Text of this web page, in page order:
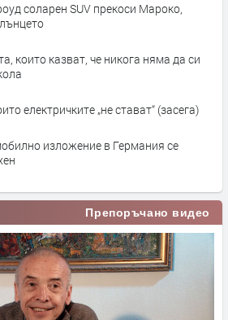
соларен SUV прекоси Мароко,
които казват, че никога няма да си
електричките „не стават“ (засега)
изложение в Германия се
Препоръчано видео